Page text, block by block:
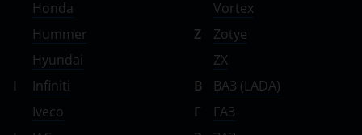
Honda
Hummer
Hyundai
I
Infiniti
Iveco
Vortex
Z
Zotye
ZX
В
ВАЗ (LADA)
Г
ГАЗ